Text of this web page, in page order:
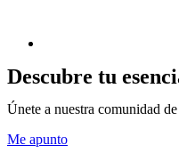
Descubre tu
Únete a nuestra comunidad
Me apunto